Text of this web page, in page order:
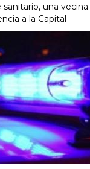
una
a la Capital